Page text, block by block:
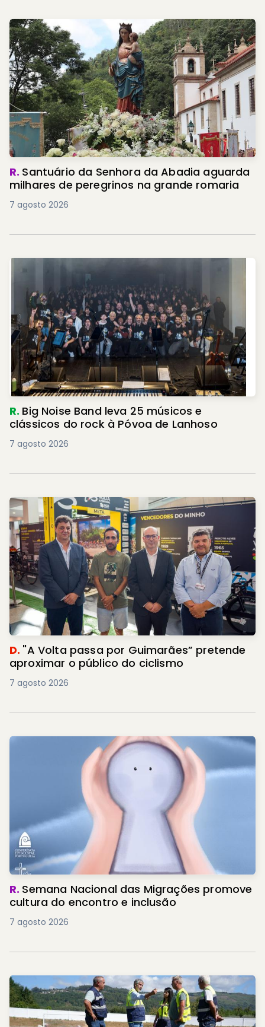
R. Santuário da Senhora da Abadia aguarda
milhares de peregrinos na grande romaria
7 agosto 2026
R. Big Noise Band leva 25 músicos e
clássicos do rock à Póvoa de Lanhoso
7 agosto 2026
D. "A Volta passa por Guimarães” pretende
aproximar o público do ciclismo
7 agosto 2026
R. Semana Nacional das Migrações promove
cultura do encontro e inclusão
7 agosto 2026